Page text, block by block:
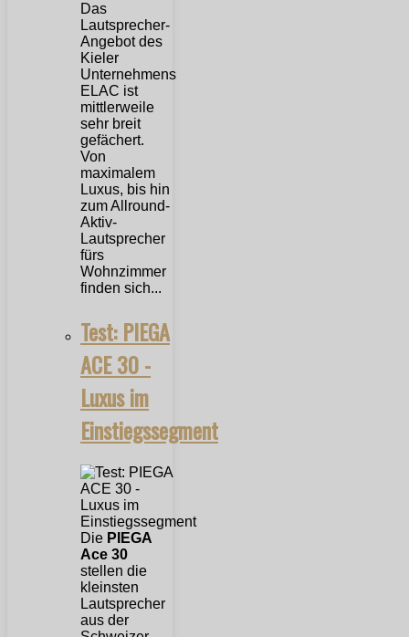
Das
Lautsprecher-
Angebot des
Kieler
Unternehmens
ELAC ist
mittlerweile
sehr breit
gefächert.
Von
maximalem
Luxus, bis hin
zum Allround-
Aktiv-
Lautsprecher
fürs
Wohnzimmer
finden sich...
Test: PIEGA
ACE 30 -
Luxus im
Einstiegssegment
Die PIEGA
Ace 30
stellen die
kleinsten
Lautsprecher
aus der